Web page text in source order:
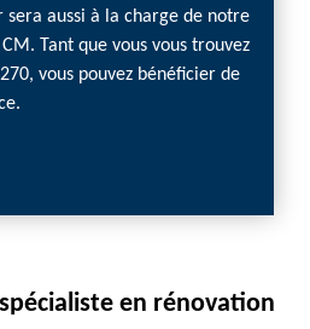
sera aussi à la charge de notre
Tant que vous vous trouvez
vous pouvez bénéficier de
en rénovation